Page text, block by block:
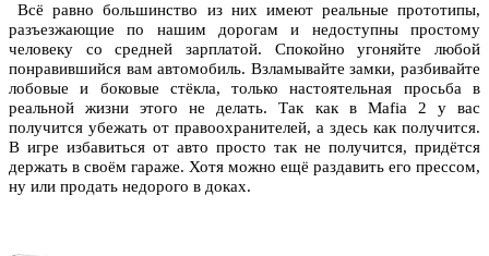
Всё равно большинство из них имеют реальные прототипы,
разъезжающие по нашим дорогам и недоступны простому
человеку со средней зарплатой. Спокойно угоняйте любой
понравившийся вам автомобиль. Взламывайте замки, разбивайте
лобовые и боковые стёкла, только настоятельная просьба в
реальной жизни этого не делать. Так как в Mafia 2 у вас
получится убежать от правоохранителей, а здесь как получится.
В игре избавиться от авто просто так не получится, придётся
держать в своём гараже. Хотя можно ещё раздавить его прессом,
ну или продать недорого в доках.